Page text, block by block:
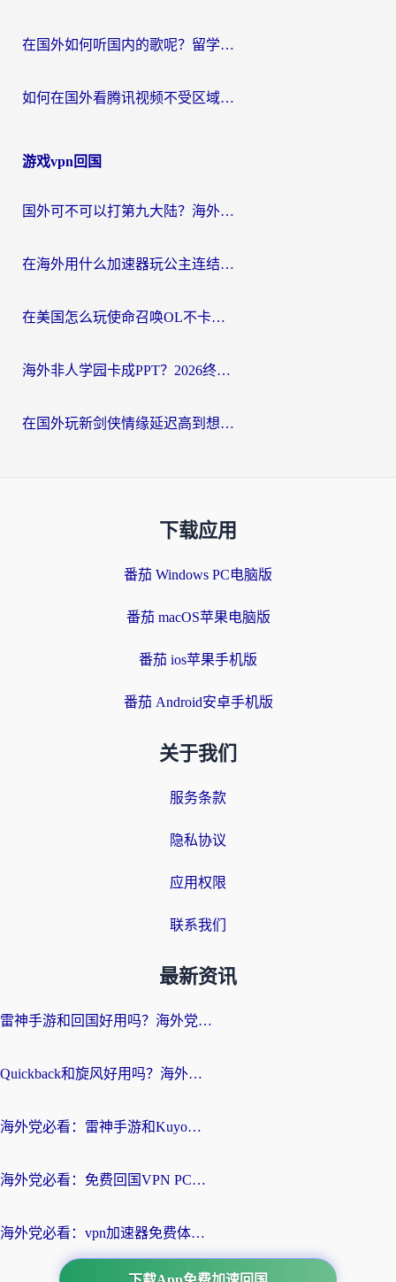
在国外如何听国内的歌呢？留学生亲测有效的回国加速方案
如何在国外看腾讯视频不受区域限制？留学生亲测有效的回国加速指南
游戏vpn回国
国外可不可以打第九大陆？海外玩家国服畅玩终极指南（附3大热门游戏解决妙招）
在海外用什么加速器玩公主连结：Re？老玩家亲测的稳定方案来了
在美国怎么玩使命召唤OL不卡？海外党亲测有效的国服游戏加速器指南
海外非人学园卡成PPT？2026终极加速器指南：从暗区突围到王国纪元，一篇搞定
在国外玩新剑侠情缘延迟高到想摔手机？海外玩家亲测有效的加速器选择指南
下载应用
番茄 Windows PC电脑版
番茄 macOS苹果电脑版
番茄 ios苹果手机版
番茄 Android安卓手机版
关于我们
服务条款
隐私协议
应用权限
联系我们
最新资讯
雷神手游和回国好用吗？海外党亲测：选对加速器才能无缝刷剧打游戏
Quickback和旋风好用吗？海外华人亲测：选对回国加速器才能无缝看央视5
海外党必看：雷神手游和Kuyo好用吗？3款回国加速器实测+避坑指南
海外党必看：免费回国VPN PC真的能用？附国内高速VPN选择全攻略
海外党必看：vpn加速器免费体验？选对回国加速器才能无缝刷国内剧玩国服